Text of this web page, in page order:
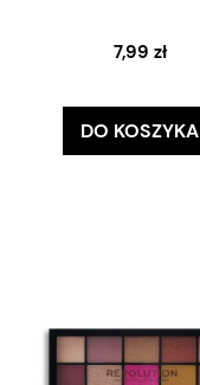
7,99 zł
DO KOSZYKA